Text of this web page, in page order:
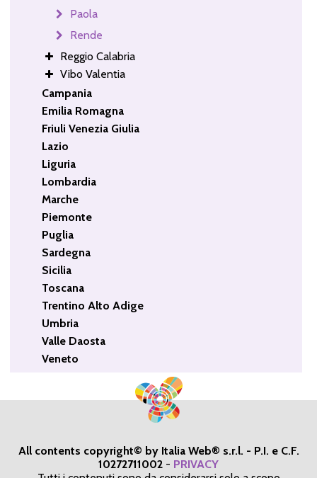
Paola
Rende
Reggio Calabria
Vibo Valentia
Campania
Emilia Romagna
Friuli Venezia Giulia
Lazio
Liguria
Lombardia
Marche
Piemonte
Puglia
Sardegna
Sicilia
Toscana
Trentino Alto Adige
Umbria
Valle Daosta
Veneto
All contents copyright© by Italia Web® s.r.l. - P.I. e C.F.
10272711002 - PRIVACY